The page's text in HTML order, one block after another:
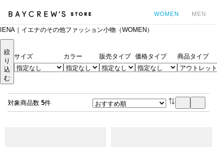
WOMEN MEN
IENA｜イエナのその他ファッション小物（WOMEN）
絞
り
込
む
サイズ カラー 販売タイプ 価格タイプ 商品タイプ
対象商品数 5件